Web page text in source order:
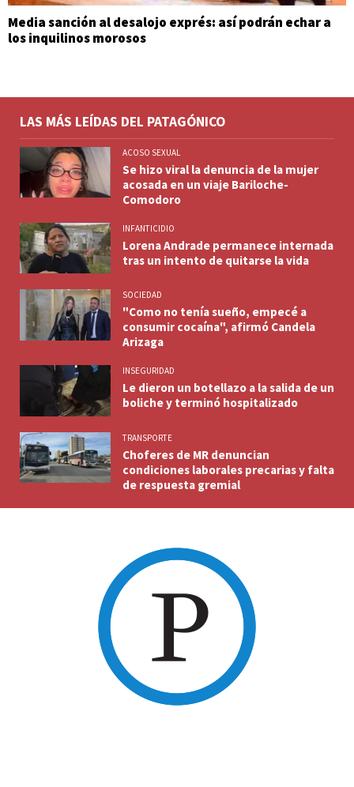
Media sanción al desalojo exprés: así podrán echar a
los inquilinos morosos
LAS MÁS LEÍDAS DEL PATAGÓNICO
ACOSO SEXUAL
Se hizo viral la denuncia de la mujer
acosada en un viaje Bariloche-
Comodoro
INFANTICIDIO
Lorena Andrade permanece internada
tras un intento de quitarse la vida
SOCIEDAD
"Como no tenía sueño, empecé a
consumir cocaína", afirmó Candela
Arizaga
INSEGURIDAD
Le dieron un botellazo a la salida de un
boliche y terminó hospitalizado
TRANSPORTE
Choferes de MR denuncian
condiciones laborales precarias y falta
de respuesta gremial